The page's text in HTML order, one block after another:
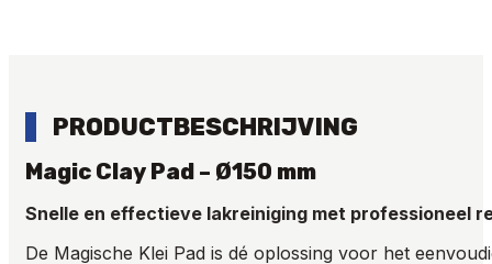
PRODUCTBESCHRIJVING
Magic Clay Pad – Ø150 mm
Snelle en effectieve lakreiniging met professioneel
De Magische Klei Pad is dé oplossing voor het